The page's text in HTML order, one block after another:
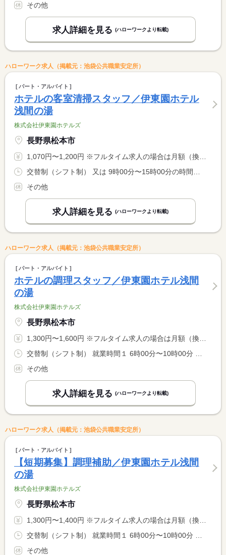
その他
求人詳細を見る (ハローワークより転載)
ハローワーク求人（掲載元：池袋公共職業安定所）
パート・アルバイト
ホテルの客室清掃スタッフ／伊東園ホテル
浅間の湯
株式会社伊東園ホテルズ
長野県松本市
1,070円〜1,200円 ※フルタイム求人の場合は月額（換算額）、パート求人の場合は時間額を表示しています。
その他
求人詳細を見る (ハローワークより転載)
ハローワーク求人（掲載元：池袋公共職業安定所）
パート・アルバイト
ホテルの調理スタッフ／伊東園ホテル浅間
の湯
株式会社伊東園ホテルズ
長野県松本市
1,300円〜1,600円 ※フルタイム求人の場合は月額（換算額）、パート求人の場合は時間額を表示しています。
その他
求人詳細を見る (ハローワークより転載)
ハローワーク求人（掲載元：池袋公共職業安定所）
パート・アルバイト
【短期募集】調理補助／伊東園ホテル浅間
の湯
株式会社伊東園ホテルズ
長野県松本市
1,300円〜1,400円 ※フルタイム求人の場合は月額（換算額）、パート求人の場合は時間額を表示しています。
その他